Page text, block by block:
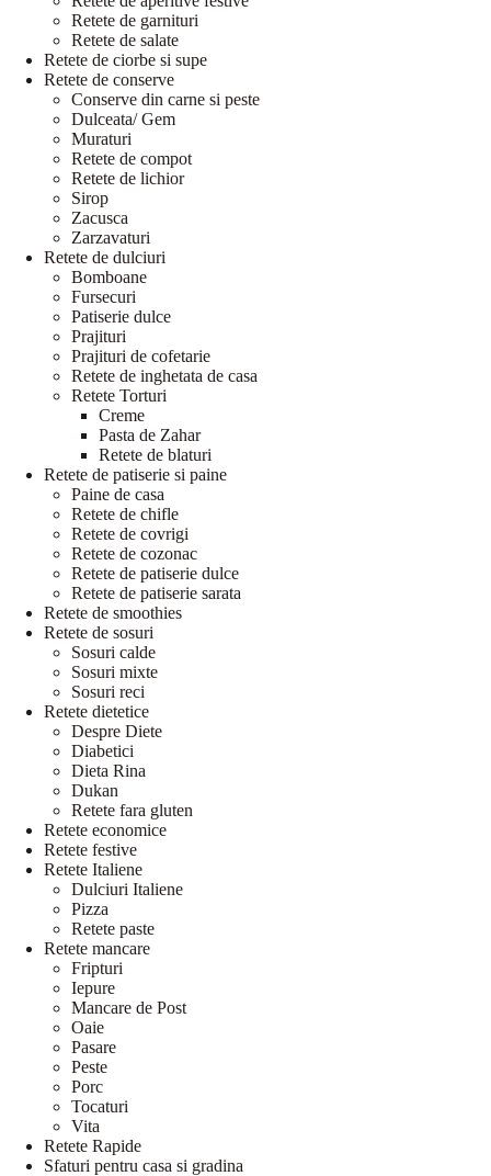
Retete de garnituri
Retete de salate
Retete de ciorbe si supe
Retete de conserve
Conserve din carne si peste
Dulceata/ Gem
Muraturi
Retete de compot
Retete de lichior
Sirop
Zacusca
Zarzavaturi
Retete de dulciuri
Bomboane
Fursecuri
Patiserie dulce
Prajituri
Prajituri de cofetarie
Retete de inghetata de casa
Retete Torturi
Creme
Pasta de Zahar
Retete de blaturi
Retete de patiserie si paine
Paine de casa
Retete de chifle
Retete de covrigi
Retete de cozonac
Retete de patiserie dulce
Retete de patiserie sarata
Retete de smoothies
Retete de sosuri
Sosuri calde
Sosuri mixte
Sosuri reci
Retete dietetice
Despre Diete
Diabetici
Dieta Rina
Dukan
Retete fara gluten
Retete economice
Retete festive
Retete Italiene
Dulciuri Italiene
Pizza
Retete paste
Retete mancare
Fripturi
Iepure
Mancare de Post
Oaie
Pasare
Peste
Porc
Tocaturi
Vita
Retete Rapide
Sfaturi pentru casa si gradina